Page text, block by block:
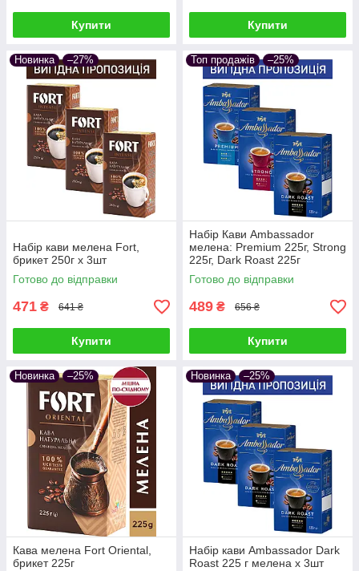
Купити Купити
Новинка –27%
Набір кави мелена Fort,
брикет 250г х 3шт
Готово до відправки
471 ₴ 641 ₴
Купити
Топ продажів –25%
Набір Кави Ambassador
мелена: Premium 225г, Strong
225г, Dark Roast 225г
Готово до відправки
489 ₴ 656 ₴
Купити
Новинка –25%
Кава мелена Fort Oriental,
брикет 225г
Новинка –25%
Набір кави Ambassador Dark
Roast 225 г мелена х 3шт